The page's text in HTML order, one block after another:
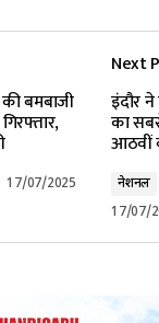
are marked*
बमबाजी
17/07/2025
Next
इंदौर
का
आठवीं
नेशनल
17/07/